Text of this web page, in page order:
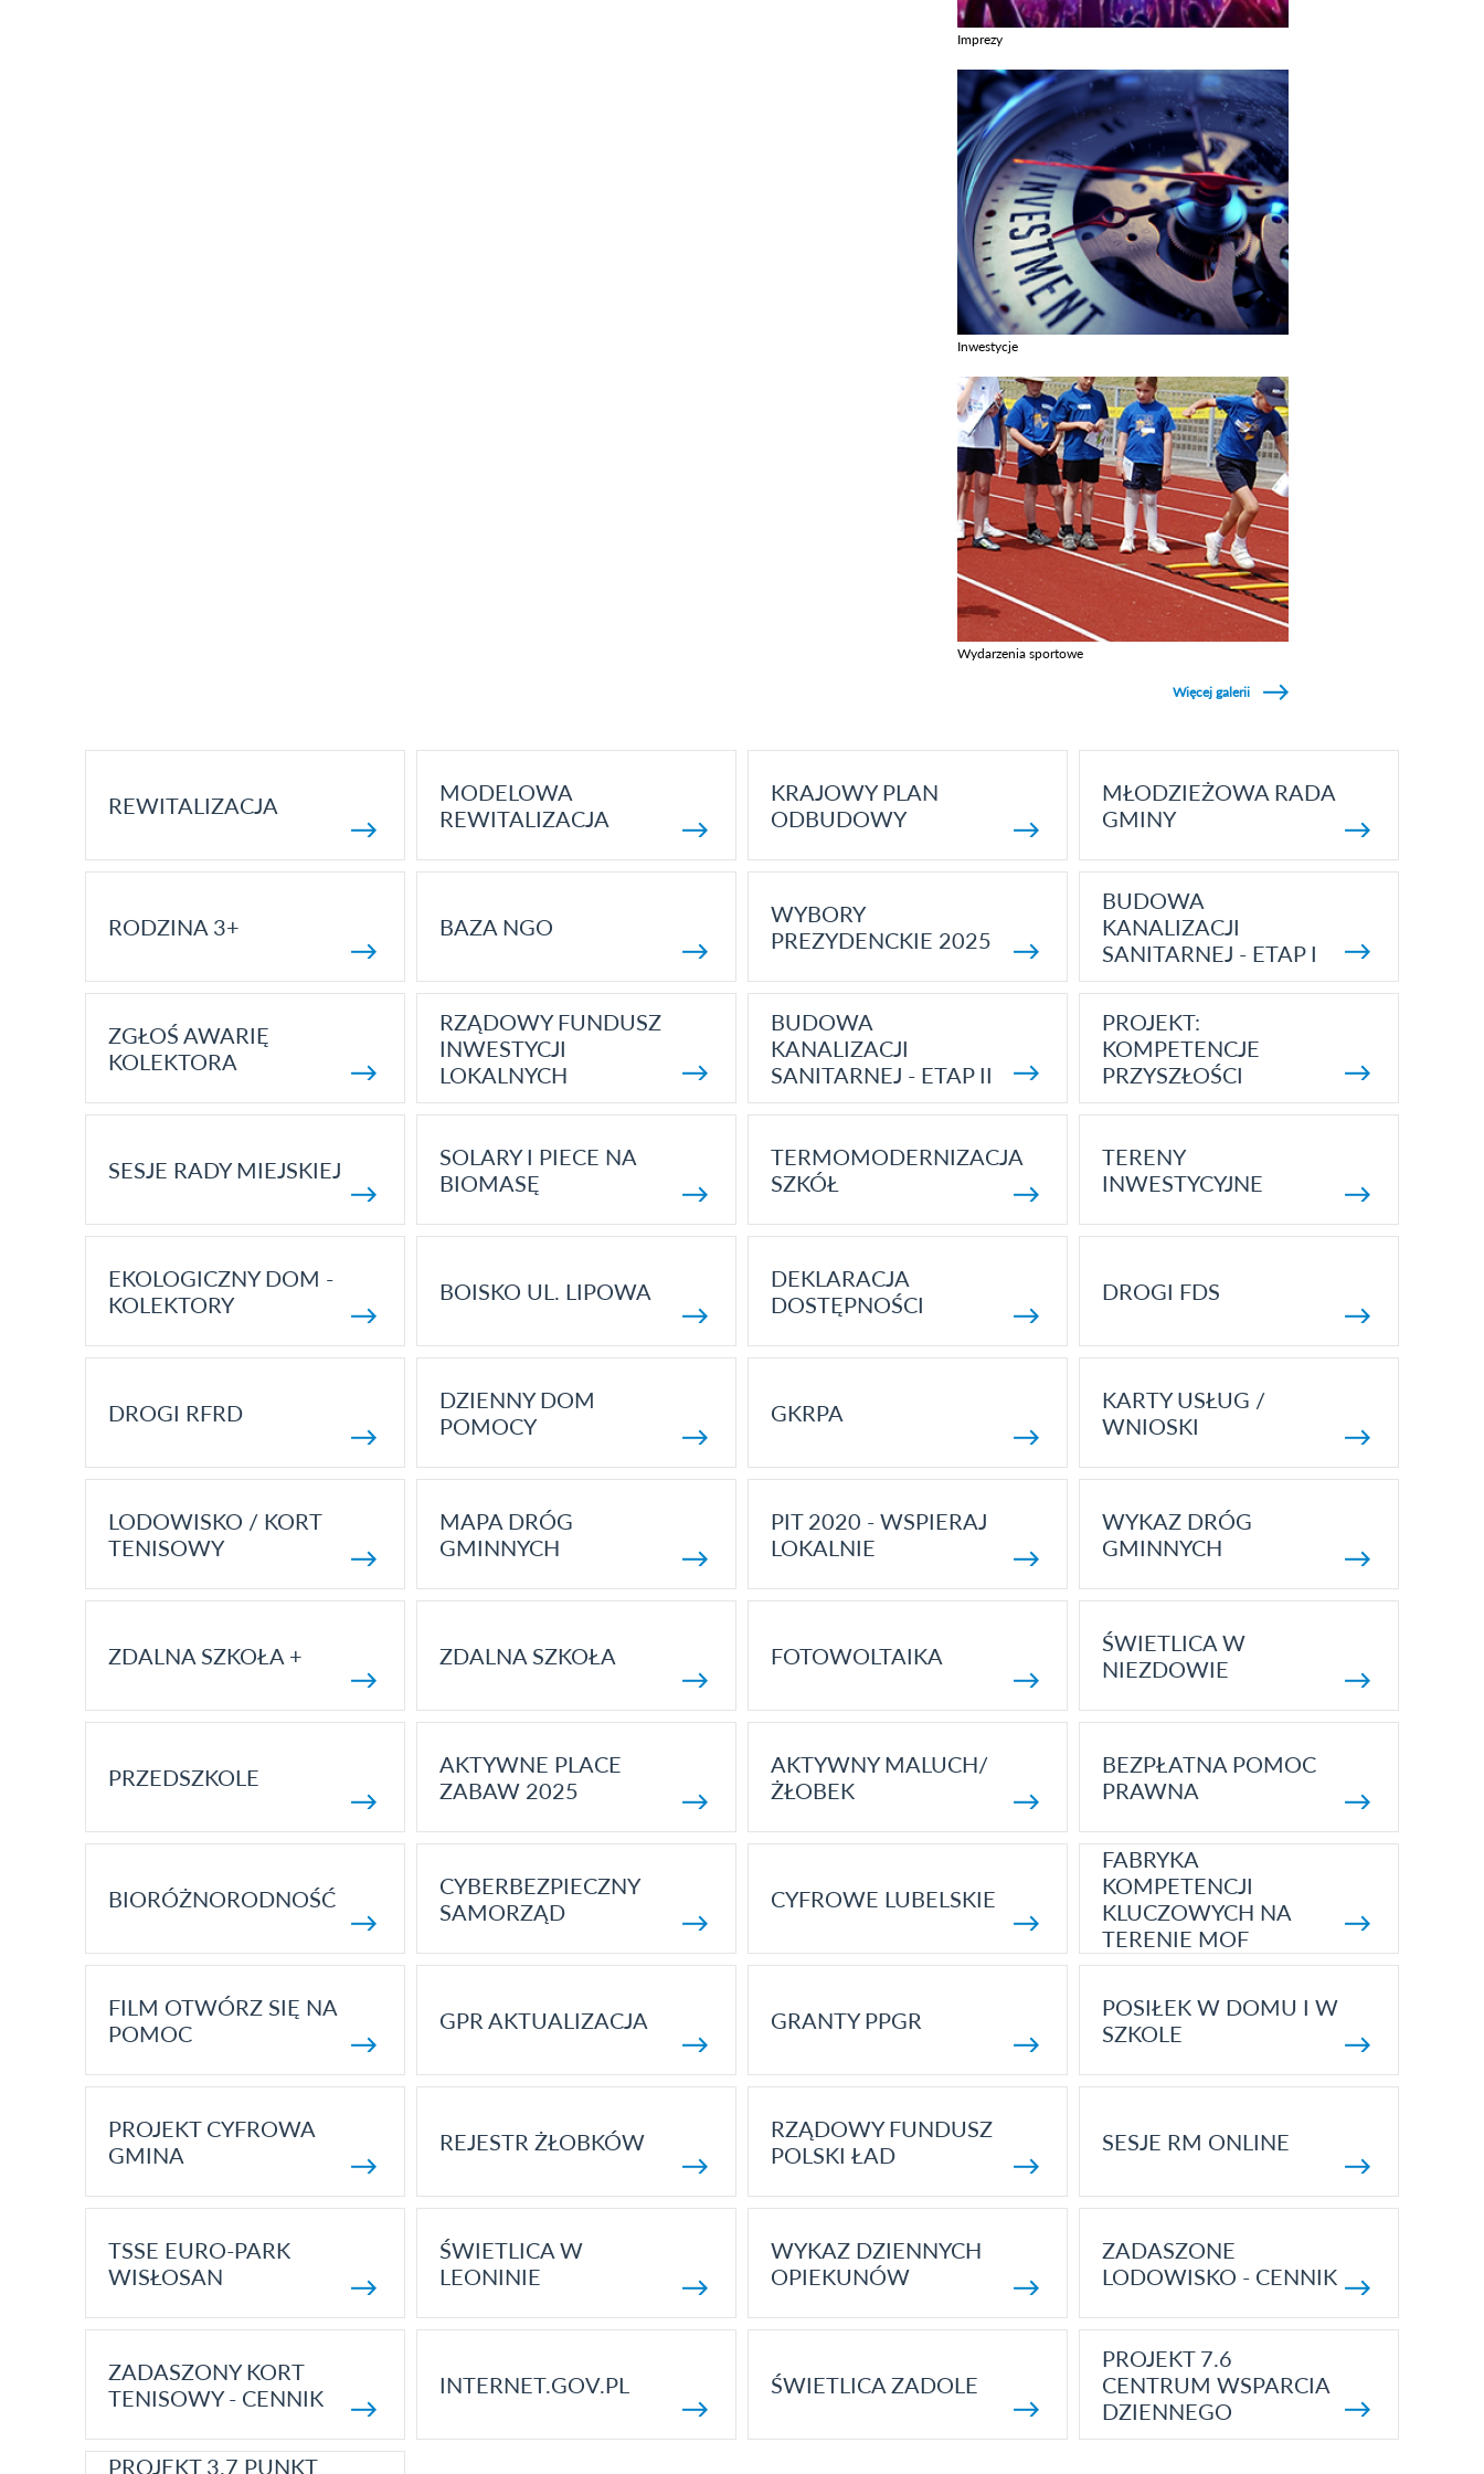
Imprezy
Inwestycje
Wydarzenia sportowe
Więcej galerii
REWITALIZACJA
MODELOWA
REWITALIZACJA
KRAJOWY PLAN
ODBUDOWY
MŁODZIEŻOWA RADA
GMINY
RODZINA 3+ BAZA NGO
WYBORY
PREZYDENCKIE 2025
BUDOWA
KANALIZACJI
SANITARNEJ - ETAP I
ZGŁOŚ AWARIĘ
KOLEKTORA
RZĄDOWY FUNDUSZ
INWESTYCJI
LOKALNYCH
BUDOWA
KANALIZACJI
SANITARNEJ - ETAP II
PROJEKT:
KOMPETENCJE
PRZYSZŁOŚCI
SESJE RADY MIEJSKIEJ
SOLARY I PIECE NA
BIOMASĘ
TERMOMODERNIZACJA
SZKÓŁ
TERENY
INWESTYCYJNE
EKOLOGICZNY DOM -
KOLEKTORY
BOISKO UL. LIPOWA
DEKLARACJA
DOSTĘPNOŚCI
DROGI FDS
DROGI RFRD
DZIENNY DOM
POMOCY
GKRPA
KARTY USŁUG /
WNIOSKI
LODOWISKO / KORT
TENISOWY
MAPA DRÓG
GMINNYCH
PIT 2020 - WSPIERAJ
LOKALNIE
WYKAZ DRÓG
GMINNYCH
ZDALNA SZKOŁA + ZDALNA SZKOŁA FOTOWOLTAIKA
ŚWIETLICA W
NIEZDOWIE
PRZEDSZKOLE
AKTYWNE PLACE
ZABAW 2025
AKTYWNY MALUCH/
ŻŁOBEK
BEZPŁATNA POMOC
PRAWNA
BIORÓŻNORODNOŚĆ
CYBERBEZPIECZNY
SAMORZĄD
CYFROWE LUBELSKIE
FABRYKA
KOMPETENCJI
KLUCZOWYCH NA
TERENIE MOF
FILM OTWÓRZ SIĘ NA
POMOC
GPR AKTUALIZACJA GRANTY PPGR
POSIŁEK W DOMU I W
SZKOLE
PROJEKT CYFROWA
GMINA
REJESTR ŻŁOBKÓW
RZĄDOWY FUNDUSZ
POLSKI ŁAD
SESJE RM ONLINE
TSSE EURO-PARK
WISŁOSAN
ŚWIETLICA W
LEONINIE
WYKAZ DZIENNYCH
OPIEKUNÓW
ZADASZONE
LODOWISKO - CENNIK
ZADASZONY KORT
TENISOWY - CENNIK
INTERNET.GOV.PL ŚWIETLICA ZADOLE
PROJEKT 7.6
CENTRUM WSPARCIA
DZIENNEGO
PROJEKT 3.7 PUNKT